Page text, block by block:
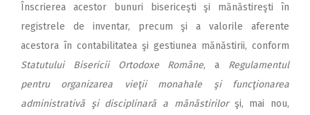
Înscrierea acestor bunuri bisericeşti şi mănăstireşti în
registrele de inventar, precum şi a valorile aferente
acestora în contabilitatea şi gestiunea mănăstirii, conform
Statutului
Bisericii Ortodoxe Române, a Regulamentul
pentru organizarea vieţii monahale şi funcţionarea
administrativă şi disciplinară a mănăstirilorşi, mai nou,